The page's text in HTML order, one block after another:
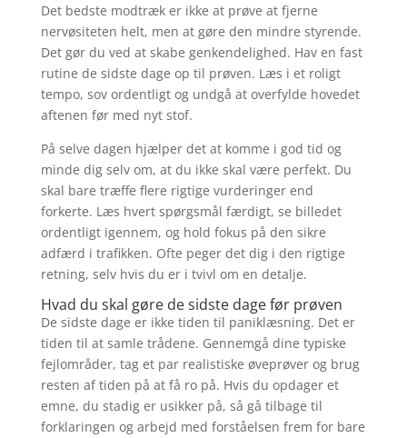
Det bedste modtræk er ikke at prøve at fjerne
nervøsiteten helt, men at gøre den mindre styrende.
Det gør du ved at skabe genkendelighed. Hav en fast
rutine de sidste dage op til prøven. Læs i et roligt
tempo, sov ordentligt og undgå at overfylde hovedet
aftenen før med nyt stof.
På selve dagen hjælper det at komme i god tid og
minde dig selv om, at du ikke skal være perfekt. Du
skal bare træffe flere rigtige vurderinger end
forkerte. Læs hvert spørgsmål færdigt, se billedet
ordentligt igennem, og hold fokus på den sikre
adfærd i trafikken. Ofte peger det dig i den rigtige
retning, selv hvis du er i tvivl om en detalje.
Hvad du skal gøre de sidste dage før prøven
De sidste dage er ikke tiden til paniklæsning. Det er
tiden til at samle trådene. Gennemgå dine typiske
fejlområder, tag et par realistiske øveprøver og brug
resten af tiden på at få ro på. Hvis du opdager et
emne, du stadig er usikker på, så gå tilbage til
forklaringen og arbejd med forståelsen frem for bare